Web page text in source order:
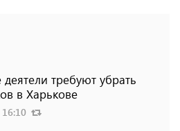
требуют убрать
в Харькове